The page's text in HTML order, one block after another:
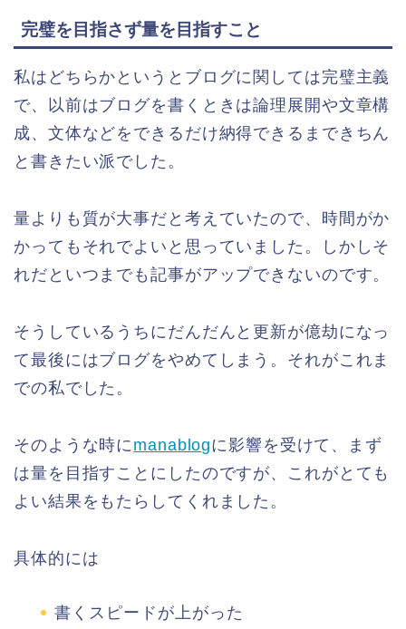
完璧を目指さず量を目指すこと
私はどちらかというとブログに関しては完璧主義
で、以前はブログを書くときは論理展開や文章構
成、文体などをできるだけ納得できるまできちん
と書きたい派でした。
量よりも質が大事だと考えていたので、時間がか
かってもそれでよいと思っていました。しかしそ
れだといつまでも記事がアップできないのです。
そうしているうちにだんだんと更新が億劫になっ
て最後にはブログをやめてしまう。それがこれま
での私でした。
そのような時にmanablogに影響を受けて、まず
は量を目指すことにしたのですが、これがとても
よい結果をもたらしてくれました。
具体的には
書くスピードが上がった